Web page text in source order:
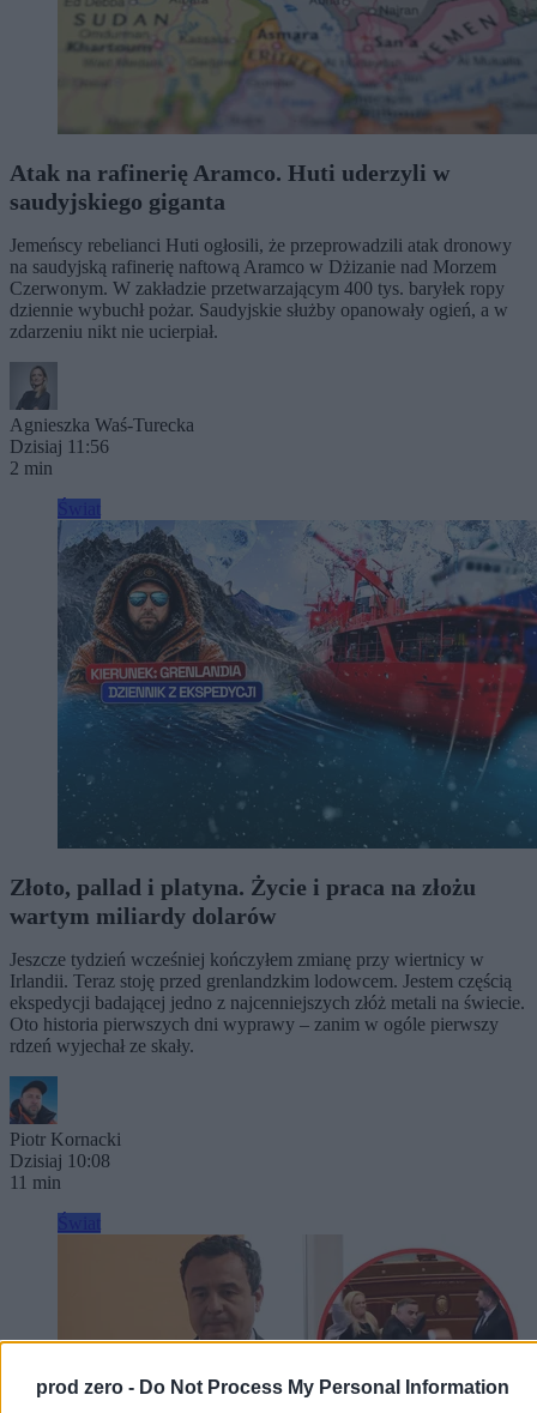
prod zero - Do Not Process My Personal Information
Atak na rafinerię Aramco. Huti uderzyli w
saudyjskiego giganta
Jemeńscy rebelianci Huti ogłosili, że przeprowadzili atak dronowy
na saudyjską rafinerię naftową Aramco w Dżizanie nad Morzem
Czerwonym. W zakładzie przetwarzającym 400 tys. baryłek ropy
dziennie wybuchł pożar. Saudyjskie służby opanowały ogień, a w
zdarzeniu nikt nie ucierpiał.
Agnieszka Waś-Turecka
Dzisiaj 11:56
2 min
Złoto, pallad i platyna. Życie i praca na złożu
wartym miliardy dolarów
Jeszcze tydzień wcześniej kończyłem zmianę przy wiertnicy w
Irlandii. Teraz stoję przed grenlandzkim lodowcem. Jestem częścią
ekspedycji badającej jedno z najcenniejszych złóż metali na świecie.
Oto historia pierwszych dni wyprawy – zanim w ogóle pierwszy
rdzeń wyjechał ze skały.
Piotr Kornacki
Dzisiaj 10:08
11 min